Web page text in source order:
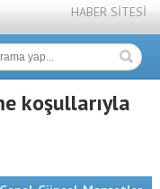
HABER SİTESİ
koşullarıyla